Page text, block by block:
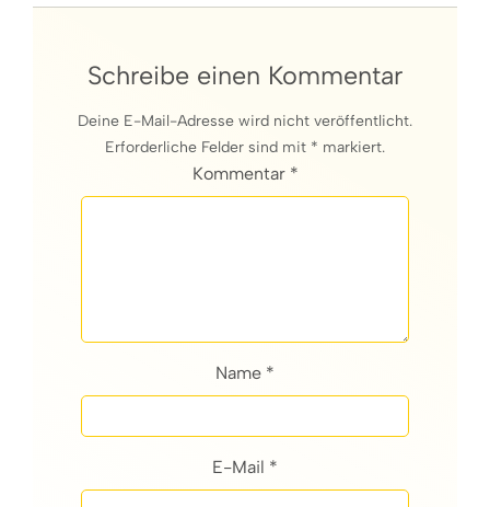
Schreibe einen Kommentar
Deine E-Mail-Adresse wird nicht veröffentlicht.
Erforderliche Felder sind mit * markiert.
Kommentar *
Name *
E-Mail *